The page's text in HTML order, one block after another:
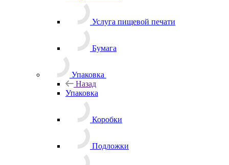
Услуга пищевой печати
Бумага
Упаковка
Назад
Упаковка
Коробки
Подложки